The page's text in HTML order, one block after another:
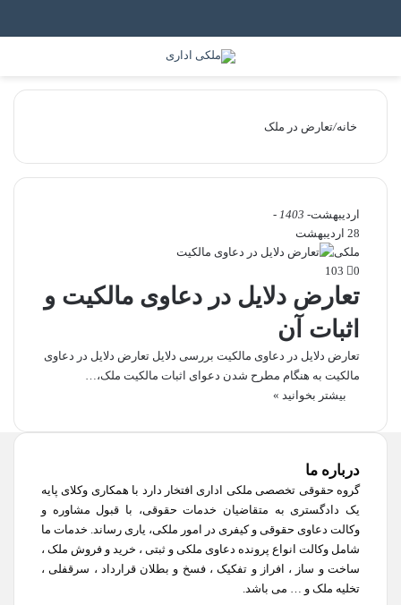
خانه/تعارض در ملک
اردیبهشت- 1403 -
28 اردیبهشت
ملکی
0
تعارض دلایل در دعاوی مالکیت و
اثبات آن
تعارض دلایل در دعاوی مالکیت بررسی دلایل تعارض دلایل در دعاوی
مالکیت به هنگام مطرح شدن دعوای اثبات مالکیت ملک،…
بیشتر بخوانید »
درباره ما
گروه حقوقی تخصصی ملکی اداری افتخار دارد با همکاری وکلای پایه
یک دادگستری به متقاضیان خدمات حقوقی، با قبول مشاوره و
وکالت دعاوی حقوقی و کیفری در امور ملکی، یاری رساند. خدمات ما
شامل وکالت انواع پرونده دعاوی ملکی و ثبتی ، خرید و فروش ملک ،
ساخت و ساز ، افراز و تفکیک ، فسخ و بطلان قرارداد ، سرقفلی ،
تخلیه ملک و … می باشد.